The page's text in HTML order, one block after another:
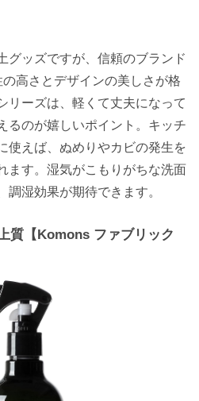
グッズですが、信頼のブランド
の高さとデザインの美しさが格
リーズは、軽くて丈夫になって
るのが嬉しいポイント。キッチ
使えば、ぬめりやカビの発生を
ます。湿気がこもりがちな洗面
調湿効果が期待できます。
質【Komons ファブリック